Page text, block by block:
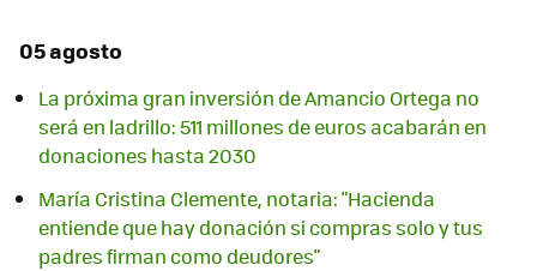
05 agosto
La próxima gran inversión de Amancio Ortega no
será en ladrillo: 511 millones de euros acabarán en
donaciones hasta 2030
María Cristina Clemente, notaria: "Hacienda
entiende que hay donación si compras solo y tus
padres firman como deudores"